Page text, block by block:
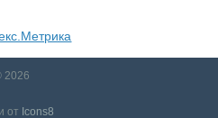
от Icons8